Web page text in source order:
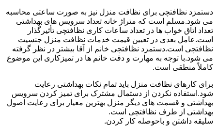
دستمزد نظافتچی برای نظافت منزل نیز به صورت ساعتی محاسبه
می شود.مسلم است که متراژ خانه تعداد سرویس های بهداشتی
تعداد اتاق خواب ها در تعداد ساعات کاری نظافتچی تأثیرگذار
است.عامل بعدی در تعیین قیمت خدمات نظافت منزل جنسیت
نظافتچی است.دستمزد نظافتچی خانم از آقا بیشتر در نظر گرفته
می شود.با توجه به مهارت و دقت خانم ها در تمیزکاری این موضوع
کاملاً منطقی است.
برای کارهای نظافت منزل باید تمام نکات بهداشتی رعایت
شود.استفاده نکردن از دستمال مشترک برای تمیز کردن سرویس
بهداشتی و قسمت های دیگر منزل بهترین معیار برای رعایت اصول
بهداشتی از طرف نظافتچی است.
سلیقه داشتن و باحوصله کار کردن.